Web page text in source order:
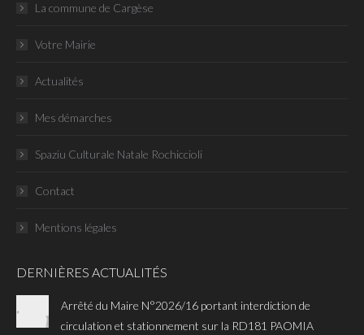
La commune de Cargèse
Votre Mairie
Actualités
Mes démarches
Spaziu Culturale Natale Rochiccioli
Contact
Mentions légales
DERNIÈRES ACTUALITÉS
Arrêté du Maire N°2026/16 portant interdiction de
circulation et stationnement sur la RD181 PAOMIA